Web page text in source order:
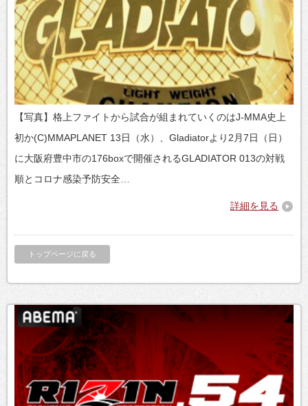
【写真】格上ファイトから試合が組まれていくのはJ-MMA史上
初か(C)MMAPLANET 13日（水）、Gladiatorより2月7日（日）
に大阪府豊中市の176boxで開催されるGLADIATOR 013の対戦
順とコロナ感染予防安全…
詳細を見る
トップページに戻る